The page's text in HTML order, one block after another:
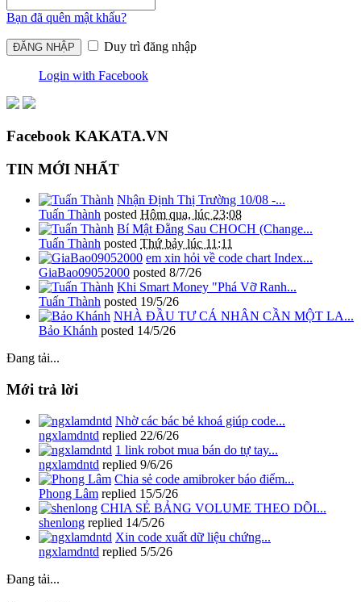
Bạn đã quên mật khẩu?
Duy trì đăng nhập
Login with Facebook
Facebook KAKATA.VN
TIN MỚI NHẤT
Nhận Định Thị Trường 10/08 -...
Tuấn Thành posted Hôm qua, lúc 23:08
Bí Mật Đằng Sau CHOCH (Change...
Tuấn Thành posted Thứ bảy lúc 11:11
em xin hỏi về code chart Index...
GiaBao09052000 posted 8/7/26
Khi Smart Money "Phá Vỡ Ranh...
Tuấn Thành posted 19/5/26
NHÀ ĐẦU TƯ CÁ NHÂN CẦN MỘT LA...
Bảo Khánh posted 14/5/26
Đang tải...
Mới trả lời
Nhờ các bác bẻ khoá giúp code...
ngxlamdntd replied 22/6/26
1 link robot mua bán do tự tay...
ngxlamdntd replied 9/6/26
Chia sẻ code amibroker báo điểm...
Phong Lâm replied 15/5/26
CHIA SẺ BẢNG VOLUME THEO DÕI...
shenlong replied 14/5/26
Xin code xuất dữ liệu chứng...
ngxlamdntd replied 5/5/26
Đang tải...